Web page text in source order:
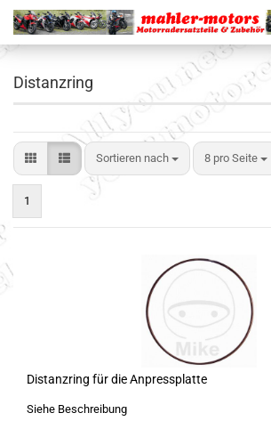
Distanzring
Sortieren nach 8 pro Seite
1
Distanzring für die Anpressplatte
Siehe Beschreibung